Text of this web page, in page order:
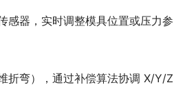
感器，实时调整模具位置或压力参
折弯），通过补偿算法协调 X/Y/Z